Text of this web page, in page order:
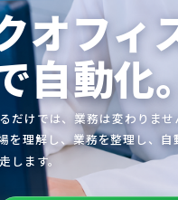
オフィ
自動化。
だけでは、業務は変わりませ
を理解し、業務を整理し、自
します。